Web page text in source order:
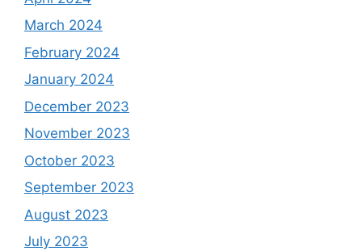
March 2024
February 2024
January 2024
December 2023
November 2023
October 2023
September 2023
August 2023
July 2023